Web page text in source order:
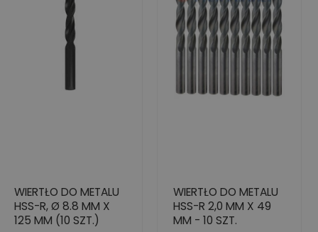
WIERTŁO DO METALU
HSS-R, Ø 8.8 MM X
125 MM (10 SZT.)
WIERTŁO DO METALU
HSS-R 2,0 MM X 49
MM - 10 SZT.